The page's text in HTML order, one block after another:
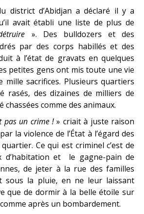
district d’Abidjan a déclaré il y a
avait établi une liste de plus de
». Des bulldozers et des
par des corps habillés et des
à l’état de gravats en quelques
petites gens ont mis toute une vie
sacrifices. Plusieurs quartiers
rasés, des dizaines de milliers de
comme des animaux.
pas un crime !» criait à juste raison
la violence de l’État à l’égard des
Ce qui est criminel c’est de
d’habitation et le gagne-pain de
de jeter à la rue des familles
sous la pluie, en ne leur laissant
que de dormir à la belle étoile sur
après un bombardement.